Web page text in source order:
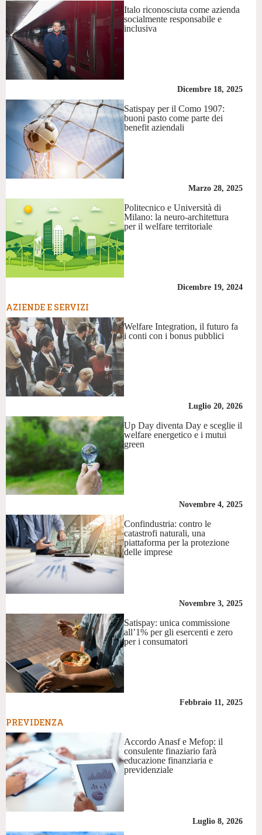
Italo riconosciuta come azienda
socialmente responsabile e
inclusiva
Dicembre 18, 2025
Satispay per il Como 1907:
buoni pasto come parte dei
benefit aziendali
Marzo 28, 2025
Politecnico e Università di
Milano: la neuro-architettura
per il welfare territoriale
Dicembre 19, 2024
AZIENDE E SERVIZI
Welfare Integration, il futuro fa
i conti con i bonus pubblici
Luglio 20, 2026
Up Day diventa Day e sceglie il
welfare energetico e i mutui
green
Novembre 4, 2025
Confindustria: contro le
catastrofi naturali, una
piattaforma per la protezione
delle imprese
Novembre 3, 2025
Satispay: unica commissione
all’1% per gli esercenti e zero
per i consumatori
Febbraio 11, 2025
PREVIDENZA
Accordo Anasf e Mefop: il
consulente finaziario farà
educazione finanziaria e
previdenziale
Luglio 8, 2026